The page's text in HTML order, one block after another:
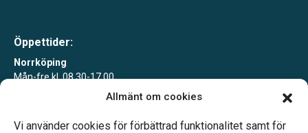
Allmänt om cookies
Vi använder cookies för förbättrad funktionalitet samt för
Kungsporten 3,
461 31 Trollhättan
Borgholms Begravningsbyrå
Borgholm
Öppettider:
Norrköping
Mån-fre kl. 08.30-17.00
Tisdagar 10-15 eller enligt överenskommelse